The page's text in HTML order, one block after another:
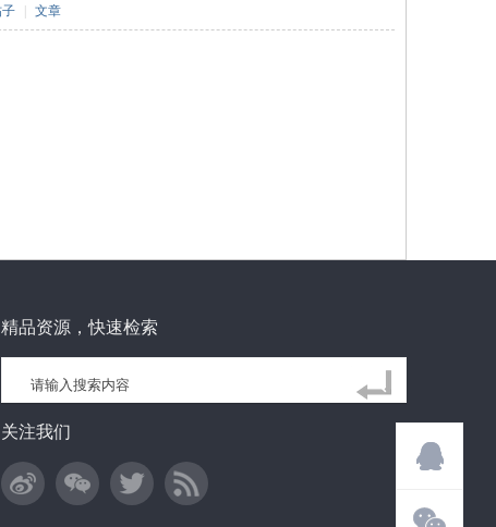
| 文章
精品资源，快速检索
关注我们